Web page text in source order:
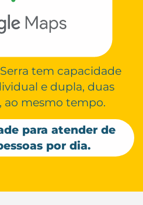
tem capacidade
e dupla, duas
ao mesmo tempo.
para atender de
por dia.